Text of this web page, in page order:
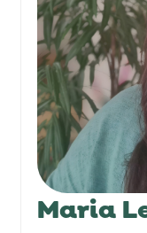
Maria